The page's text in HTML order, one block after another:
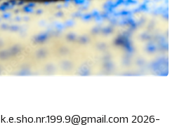
k.e.sho.nr.199.9@gmail.com 2026-